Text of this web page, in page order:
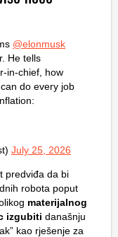
@elonmusk
He tells
in-chief, how
do every job
July 25, 2026
predviđa da bi
robota poput
materijalnog
izgubiti današnju
kao rješenje za